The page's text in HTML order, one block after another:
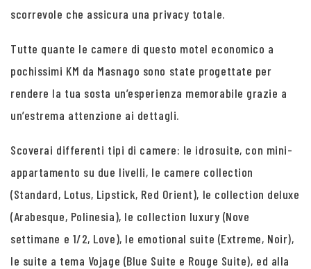
scorrevole che assicura una privacy totale.
Tutte quante le camere di questo motel economico a
pochissimi KM da Masnago sono state progettate per
rendere la tua sosta un’esperienza memorabile grazie a
un’estrema attenzione ai dettagli.
Scoverai differenti tipi di camere: le idrosuite, con mini-
appartamento su due livelli, le camere collection
(Standard, Lotus, Lipstick, Red Orient), le collection deluxe
(Arabesque, Polinesia), le collection luxury (Nove
settimane e 1/2, Love), le emotional suite (Extreme, Noir),
le suite a tema Vojage (Blue Suite e Rouge Suite), ed alla